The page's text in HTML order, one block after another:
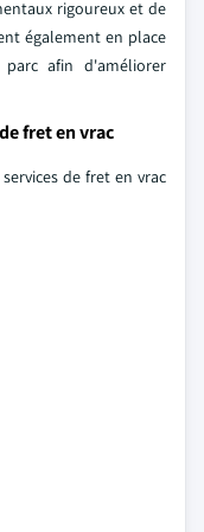
rigoureux et de
également en place
afin d'améliorer
fret en vrac
de fret en vrac